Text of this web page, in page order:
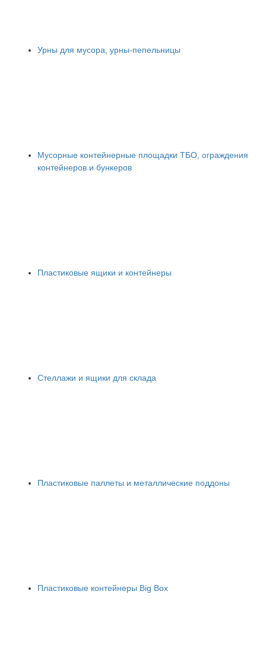
Урны для мусора, урны-пепельницы
Мусорные контейнерные площадки ТБО, ограждения
контейнеров и бункеров
Пластиковые ящики и контейнеры
Стеллажи и ящики для склада
Пластиковые паллеты и металлические поддоны
Пластиковые контейнеры Big Box